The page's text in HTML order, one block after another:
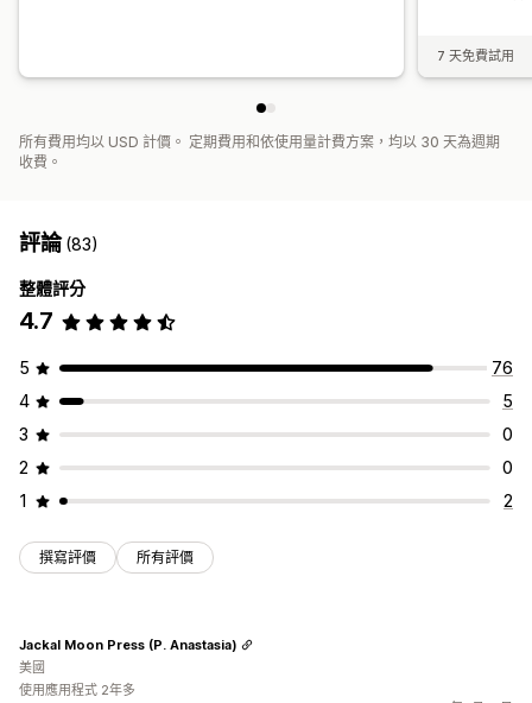
7 天免費試用
所有費用均以 USD 計價。 定期費用和依使用量計費方案，均以 30 天為週期
收費。
評論(83)
整體評分
4.7
5
76
4
5
3
0
2
0
1
2
撰寫評價 所有評價
Jackal Moon Press (P. Anastasia)
美國
使用應用程式 2年多